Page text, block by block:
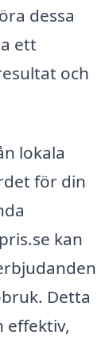
dessa
ett
och
lokala
för din
kan
Detta
effektiv,